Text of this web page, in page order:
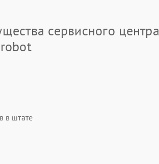
сервисного центра
в штате